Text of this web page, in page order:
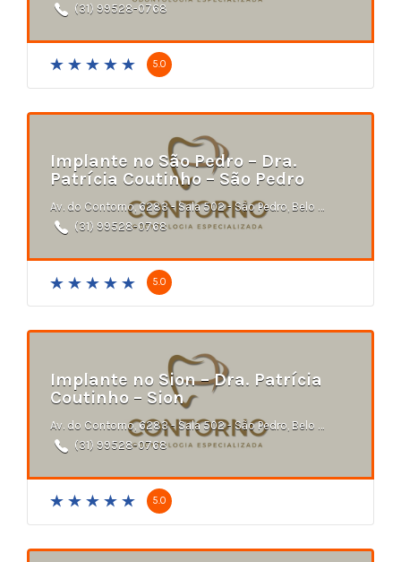
(31) 99528-0768
5.0
Implante no São Pedro – Dra.
Patrícia Coutinho – São Pedro
Av. do Contorno, 6283 - Sala 502 - São Pedro, Belo Horizonte - MG
(31) 99528-0768
5.0
Implante no Sion – Dra. Patrícia
Coutinho – Sion
Av. do Contorno, 6283 - Sala 502 - São Pedro, Belo Horizonte - MG
(31) 99528-0768
5.0